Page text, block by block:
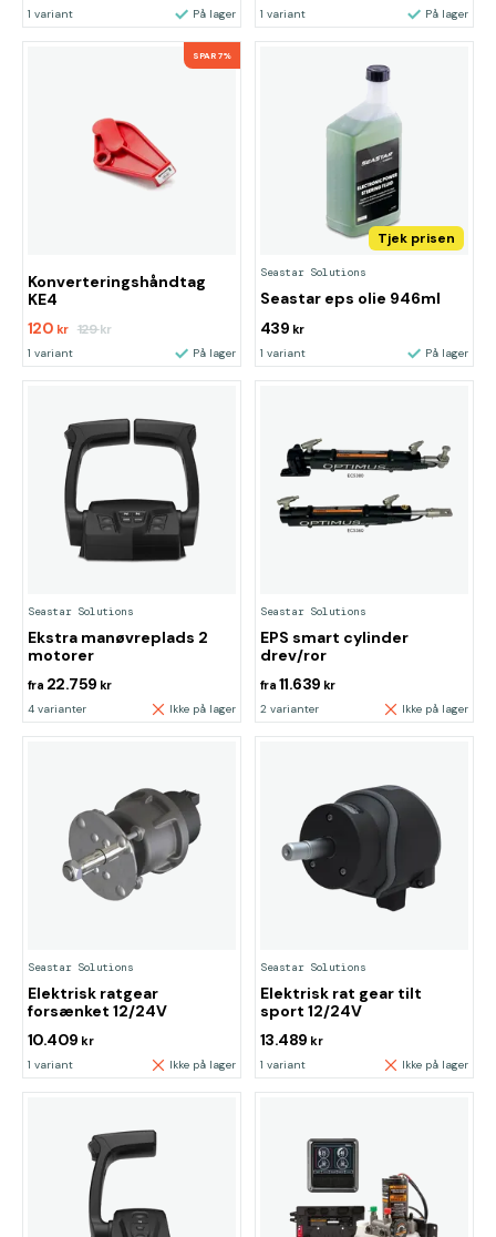
1 variant På lager 1 variant På lager
SPAR 7%
Konverteringshåndtag
KE4
120 kr 129kr
1 variant På lager
Tjek prisen
Seastar Solutions
Seastar eps olie 946ml
439 kr
1 variant På lager
Seastar Solutions
Ekstra manøvreplads 2
motorer
fra 22.759 kr
4 varianter Ikke på lager
Seastar Solutions
EPS smart cylinder
drev/ror
fra 11.639 kr
2 varianter Ikke på lager
Seastar Solutions
Elektrisk ratgear
forsænket 12/24V
10.409 kr
1 variant Ikke på lager
Seastar Solutions
Elektrisk rat gear tilt
sport 12/24V
13.489 kr
1 variant Ikke på lager